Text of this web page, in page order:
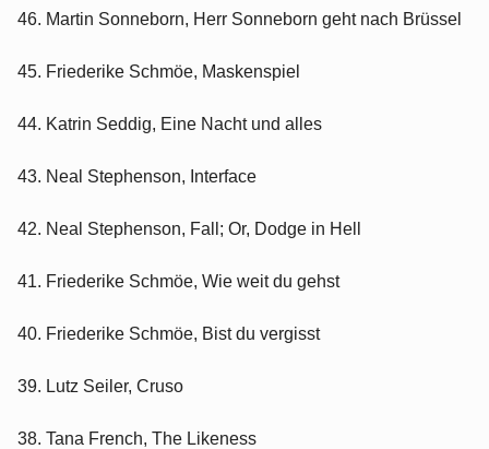
46. Martin Sonneborn, Herr Sonneborn geht nach Brüssel
45. Friederike Schmöe, Maskenspiel
44. Katrin Seddig, Eine Nacht und alles
43. Neal Stephenson, Interface
42. Neal Stephenson, Fall; Or, Dodge in Hell
41. Friederike Schmöe, Wie weit du gehst
40. Friederike Schmöe, Bist du vergisst
39. Lutz Seiler, Cruso
38. Tana French, The Likeness